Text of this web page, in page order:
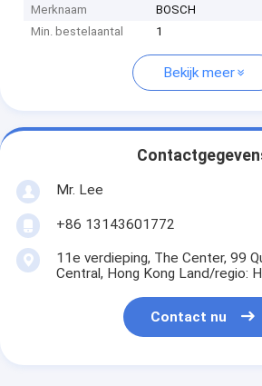
Merknaam
BOSCH
Min. bestelaantal
1
Bekijk meer
Mr. Lee
+86 13143601772
11e verdieping, The Center, 99
Central, Hong Kong Land/regio:
Contact nu